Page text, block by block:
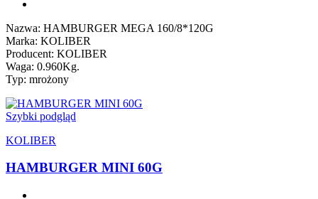
Nazwa: HAMBURGER MEGA 160/8*120G
Marka: KOLIBER
Producent: KOLIBER
Waga: 0.960Kg.
Typ: mrożony
Szybki podgląd
KOLIBER
HAMBURGER MINI 60G